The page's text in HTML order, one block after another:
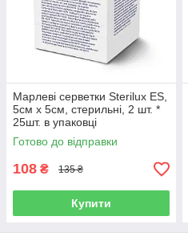
Марлеві серветки Sterilux ES,
5см х 5см, стерильні, 2 шт. *
25шт. в упаковці
Готово до відправки
108 ₴ 135 ₴
Купити